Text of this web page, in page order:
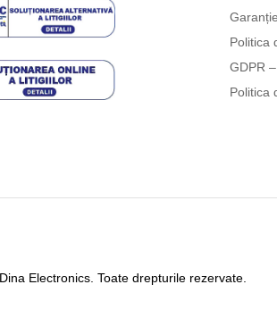
Garanție
Politica
GDPR
Politica
Electronics. Toate drepturile rezervate.